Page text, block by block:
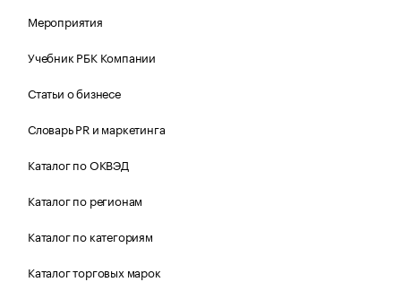
Мероприятия
Учебник РБК Компании
Статьи о бизнесе
Словарь PR и маркетинга
Каталог по ОКВЭД
Каталог по регионам
Каталог по категориям
Каталог торговых марок